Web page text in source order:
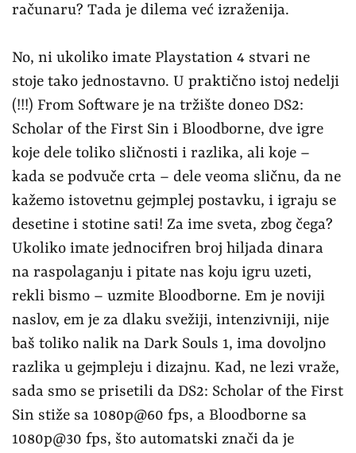
računaru? Tada je dilema već izraženija.
No, ni ukoliko imate Playstation 4 stvari ne
stoje tako jednostavno. U praktično istoj nedelji
(!!!) From Software je na tržište doneo DS2:
Scholar of the First Sin i Bloodborne, dve igre
koje dele toliko sličnosti i razlika, ali koje –
kada se podvuče crta – dele veoma sličnu, da ne
kažemo istovetnu gejmplej postavku, i igraju se
desetine i stotine sati! Za ime sveta, zbog čega?
Ukoliko imate jednocifren broj hiljada dinara
na raspolaganju i pitate nas koju igru uzeti,
rekli bismo – uzmite Bloodborne. Em je noviji
naslov, em je za dlaku svežiji, intenzivniji, nije
baš toliko nalik na Dark Souls 1, ima dovoljno
razlika u gejmpleju i dizajnu. Kad, ne lezi vraže,
sada smo se prisetili da DS2: Scholar of the First
Sin stiže sa 1080p@60 fps, a Bloodborne sa
1080p@30 fps, što automatski znači da je